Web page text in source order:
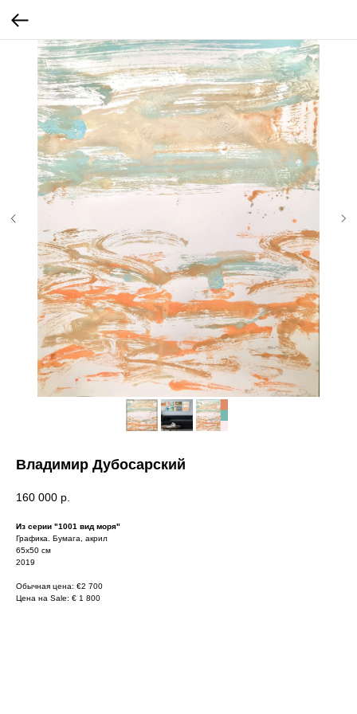
Владимир Дубосарский
160 000 р.
Из серии "1001 вид моря"
Графика. Бумага, акрил
65х50 см
2019
Обычная цена: €2 700
Цена на Sale: € 1 800